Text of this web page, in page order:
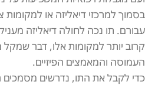
בסמוך למרכזי דיאליזה או למקומות
עבורם. תו נכה לחולה דיאליזה
קרוב יותר למקומות אלו, דבר
העמוסה והמאמצים הפיזיים.
כדי לקבל את התו, נדרשים מסמכים